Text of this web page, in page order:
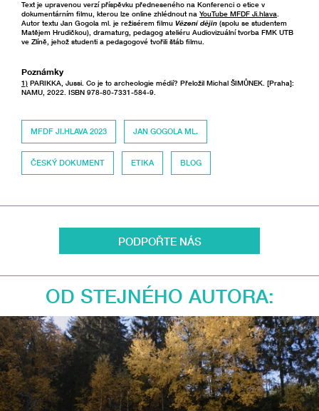
Text je upravenou verzí příspěvku předneseného na Konferenci o etice v
dokumentárním filmu, kterou lze online zhlédnout na YouTube MFDF Ji.hlava
Autor textu Jan Gogola ml. je režisérem filmu Vězení dějin (spolu se studentem
Matějem Hrudičkou), dramaturg, pedagog ateliéru Audiovizuální tvorba FMK UTB
ve Zlíně, jehož studenti a pedagogové tvořili štáb filmu.
Poznámky
1) PARIKKA, Jussi. Co je to archeologie médií? Přeložil Michal ŠIMŮNEK. [Praha]:
NAMU, 2022. ISBN 978-80-7331-584-9.
MFDF JI.HLAVA 2023 JAN GOGOLA ML.
ČESKÝ DOKUMENT ETIKA BLOG
PODPOŘTE NÁS
OD STEJNÉHO AUTORA: